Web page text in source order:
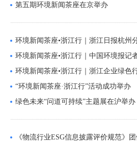
第五期环境新闻茶座在京举办
环境新闻茶座•浙江行｜浙江日报杭州
环境新闻茶座•浙江行｜中国环境报记
环境新闻茶座•浙江行｜浙江企业绿色
“环境新闻茶座·浙江行”活动成功举办
绿色未来“问道可持续”主题展在沪举办
《物流行业ESG信息披露评价规范》